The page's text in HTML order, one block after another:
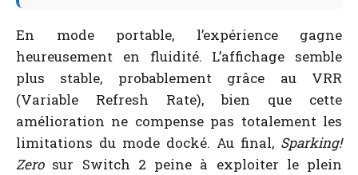
En mode portable, l’expérience gagne
heureusement en fluidité. L’affichage semble
plus stable, probablement grâce au VRR
(Variable Refresh Rate), bien que cette
amélioration ne compense pas totalement les
limitations du mode docké. Au final, Sparking!
Zerosur Switch 2 peine à exploiter le plein